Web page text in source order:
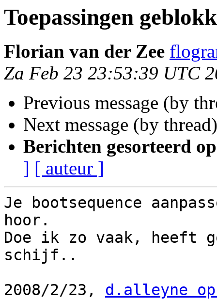
Toepassingen
Florian van der Zee
Za Feb 23 23:53:39 UTC
Previous message (by
Next message (by
Berichten gesorteerd
] [ auteur ]
Je bootsequence
hoor.
Doe ik zo vaak, heeft
schijf..
2008/2/23, d.alleyne